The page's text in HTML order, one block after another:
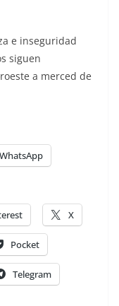
e inseguridad
siguen
a merced de
WhatsApp
X
Pocket
Telegram